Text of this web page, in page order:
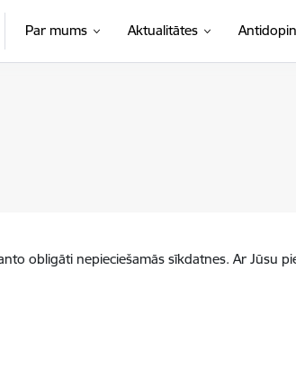
Par mums Aktualitātes
obligāti nepieciešamās sīkdatnes. Ar Jūsu